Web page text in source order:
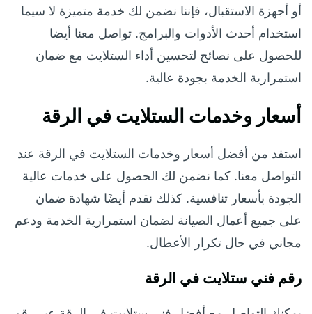
أو أجهزة الاستقبال، فإننا نضمن لك خدمة متميزة لا سيما
استخدام أحدث الأدوات والبرامج. تواصل معنا أيضا
للحصول على نصائح لتحسين أداء الستلايت مع ضمان
استمرارية الخدمة بجودة عالية.
أسعار وخدمات الستلايت في الرقة
استفد من أفضل أسعار وخدمات الستلايت في الرقة عند
التواصل معنا. كما نضمن لك الحصول على خدمات عالية
الجودة بأسعار تنافسية. كذلك نقدم أيضًا شهادة ضمان
على جميع أعمال الصيانة لضمان استمرارية الخدمة ودعم
مجاني في حال تكرار الأعطال.
رقم فني ستلايت في الرقة